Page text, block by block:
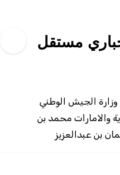
مستقل
الجيش الوطني
والامارات محمد بن
بن عبدالعزيز